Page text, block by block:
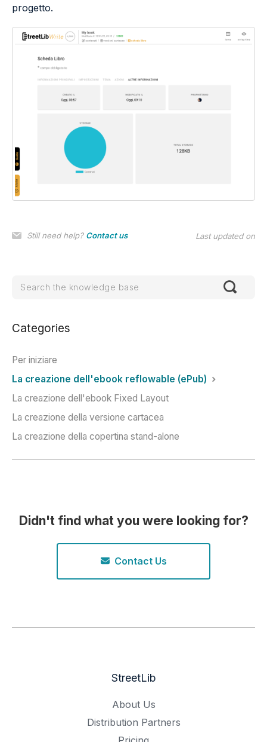
progetto.
Still need help? Contact us Last updated on
Categories
Per iniziare
La creazione dell'ebook reflowable (ePub)
La creazione dell'ebook Fixed Layout
La creazione della versione cartacea
La creazione della copertina stand-alone
Didn't find what you were looking for?
Contact Us
StreetLib
About Us
Distribution Partners